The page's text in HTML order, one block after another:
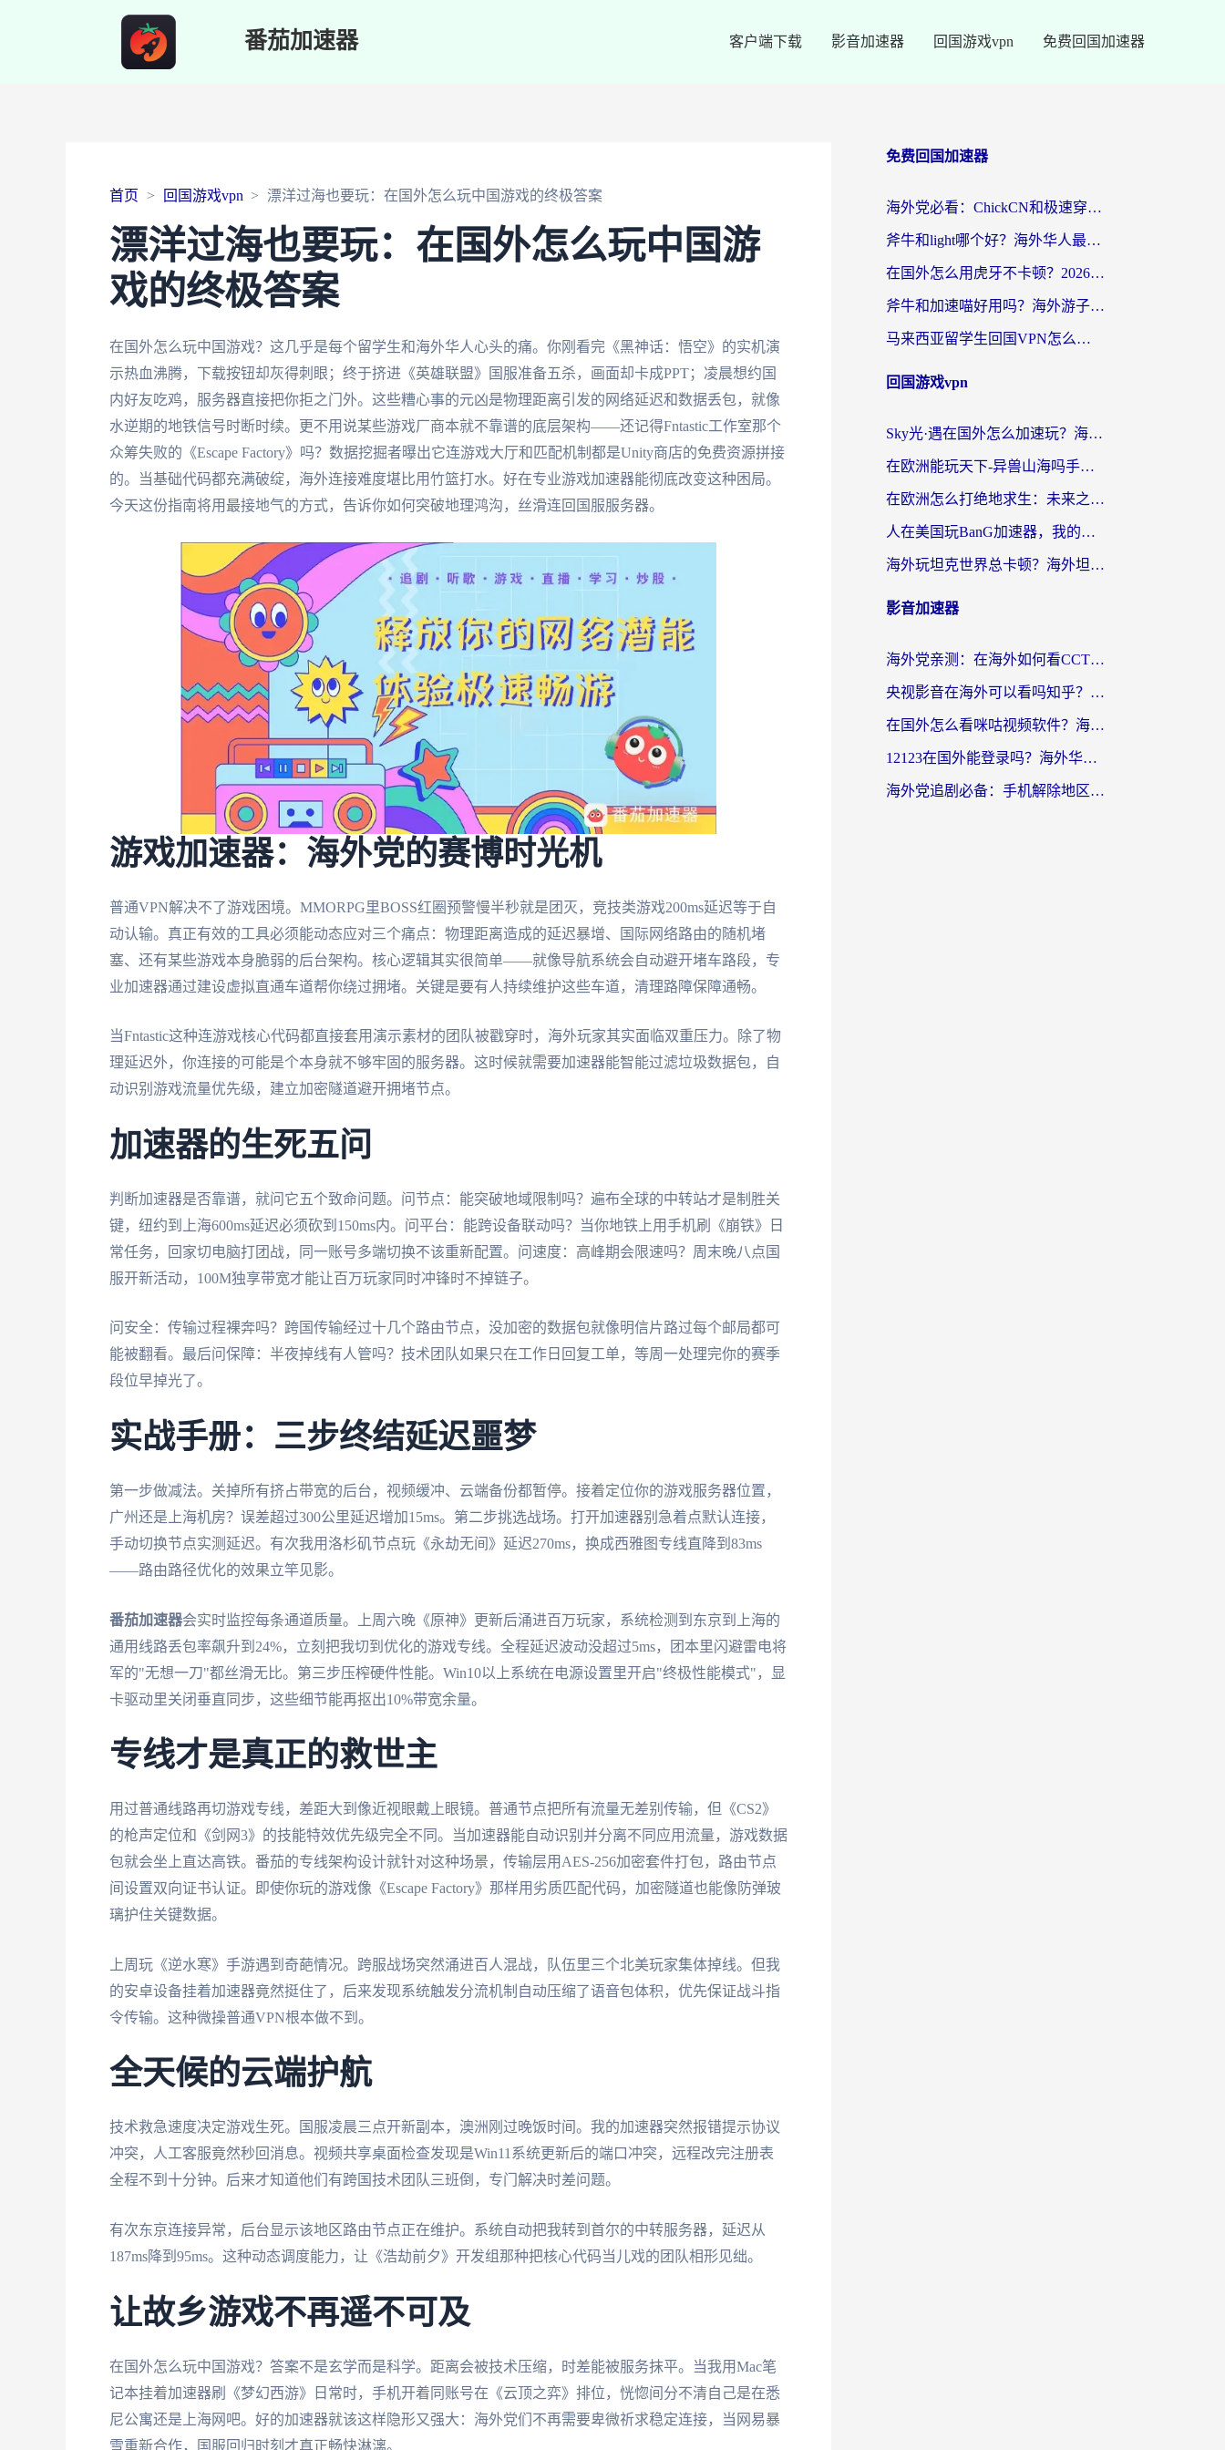
番茄加速器 客户端下载 影音加速器 回国游戏vpn 免费回国加速器
首页 回国游戏vpn 漂洋过海也要玩：在国外怎么玩中国游戏的终极答案
漂洋过海也要玩：在国外怎么玩中国游
戏的终极答案
在国外怎么玩中国游戏？这几乎是每个留学生和海外华人心头的痛。你刚看完《黑神话：悟空》的实机演
示热血沸腾，下载按钮却灰得刺眼；终于挤进《英雄联盟》国服准备五杀，画面却卡成PPT；凌晨想约国
内好友吃鸡，服务器直接把你拒之门外。这些糟心事的元凶是物理距离引发的网络延迟和数据丢包，就像
水逆期的地铁信号时断时续。更不用说某些游戏厂商本就不靠谱的底层架构——还记得Fntastic工作室那个
众筹失败的《Escape Factory》吗？数据挖掘者曝出它连游戏大厅和匹配机制都是Unity商店的免费资源拼接
的。当基础代码都充满破绽，海外连接难度堪比用竹篮打水。好在专业游戏加速器能彻底改变这种困局。
今天这份指南将用最接地气的方式，告诉你如何突破地理鸿沟，丝滑连回国服服务器。
游戏加速器：海外党的赛博时光机
普通VPN解决不了游戏困境。MMORPG里BOSS红圈预警慢半秒就是团灭，竞技类游戏200ms延迟等于自
动认输。真正有效的工具必须能动态应对三个痛点：物理距离造成的延迟暴增、国际网络路由的随机堵
塞、还有某些游戏本身脆弱的后台架构。核心逻辑其实很简单——就像导航系统会自动避开堵车路段，专
业加速器通过建设虚拟直通车道帮你绕过拥堵。关键是要有人持续维护这些车道，清理路障保障通畅。
当Fntastic这种连游戏核心代码都直接套用演示素材的团队被戳穿时，海外玩家其实面临双重压力。除了物
理延迟外，你连接的可能是个本身就不够牢固的服务器。这时候就需要加速器能智能过滤垃圾数据包，自
动识别游戏流量优先级，建立加密隧道避开拥堵节点。
加速器的生死五问
判断加速器是否靠谱，就问它五个致命问题。问节点：能突破地域限制吗？遍布全球的中转站才是制胜关
键，纽约到上海600ms延迟必须砍到150ms内。问平台：能跨设备联动吗？当你地铁上用手机刷《崩铁》日
常任务，回家切电脑打团战，同一账号多端切换不该重新配置。问速度：高峰期会限速吗？周末晚八点国
服开新活动，100M独享带宽才能让百万玩家同时冲锋时不掉链子。
问安全：传输过程裸奔吗？跨国传输经过十几个路由节点，没加密的数据包就像明信片路过每个邮局都可
能被翻看。最后问保障：半夜掉线有人管吗？技术团队如果只在工作日回复工单，等周一处理完你的赛季
段位早掉光了。
实战手册：三步终结延迟噩梦
第一步做减法。关掉所有挤占带宽的后台，视频缓冲、云端备份都暂停。接着定位你的游戏服务器位置，
广州还是上海机房？误差超过300公里延迟增加15ms。第二步挑选战场。打开加速器别急着点默认连接，
手动切换节点实测延迟。有次我用洛杉矶节点玩《永劫无间》延迟270ms，换成西雅图专线直降到83ms
——路由路径优化的效果立竿见影。
番茄加速器会实时监控每条通道质量。上周六晚《原神》更新后涌进百万玩家，系统检测到东京到上海的
通用线路丢包率飙升到24%，立刻把我切到优化的游戏专线。全程延迟波动没超过5ms，团本里闪避雷电将
军的"无想一刀"都丝滑无比。第三步压榨硬件性能。Win10以上系统在电源设置里开启"终极性能模式"，显
卡驱动里关闭垂直同步，这些细节能再抠出10%带宽余量。
专线才是真正的救世主
用过普通线路再切游戏专线，差距大到像近视眼戴上眼镜。普通节点把所有流量无差别传输，但《CS2》
的枪声定位和《剑网3》的技能特效优先级完全不同。当加速器能自动识别并分离不同应用流量，游戏数据
包就会坐上直达高铁。番茄的专线架构设计就针对这种场景，传输层用AES-256加密套件打包，路由节点
间设置双向证书认证。即使你玩的游戏像《Escape Factory》那样用劣质匹配代码，加密隧道也能像防弹玻
璃护住关键数据。
上周玩《逆水寒》手游遇到奇葩情况。跨服战场突然涌进百人混战，队伍里三个北美玩家集体掉线。但我
的安卓设备挂着加速器竟然挺住了，后来发现系统触发分流机制自动压缩了语音包体积，优先保证战斗指
令传输。这种微操普通VPN根本做不到。
全天候的云端护航
技术救急速度决定游戏生死。国服凌晨三点开新副本，澳洲刚过晚饭时间。我的加速器突然报错提示协议
冲突，人工客服竟然秒回消息。视频共享桌面检查发现是Win11系统更新后的端口冲突，远程改完注册表
全程不到十分钟。后来才知道他们有跨国技术团队三班倒，专门解决时差问题。
有次东京连接异常，后台显示该地区路由节点正在维护。系统自动把我转到首尔的中转服务器，延迟从
187ms降到95ms。这种动态调度能力，让《浩劫前夕》开发组那种把核心代码当儿戏的团队相形见绌。
让故乡游戏不再遥不可及
在国外怎么玩中国游戏？答案不是玄学而是科学。距离会被技术压缩，时差能被服务抹平。当我用Mac笔
记本挂着加速器刷《梦幻西游》日常时，手机开着同账号在《云顶之弈》排位，恍惚间分不清自己是在悉
尼公寓还是上海网吧。好的加速器就该这样隐形又强大：海外党们不再需要卑微祈求稳定连接，当网易暴
雪重新合作，国服回归时刻才真正畅快淋漓。
免费回国加速器
海外党必看：ChickCN和极速穿梭VPN好用吗？3招教你选对回国加速器无缝刷国内资源
斧牛和light哪个好？海外华人最关心的回国加速器选择难题，一篇讲透
在国外怎么用虎牙不卡顿？2026海外华人亲测有效的回国加速器选择指南
斧牛和加速喵好用吗？海外游子的真实选择困境
马来西亚留学生回国VPN怎么选？3个避坑点+1款实测好用的加速器推荐
回国游戏vpn
Sky光·遇在国外怎么加速玩？海外党亲测有效的国服游戏加速指南
在欧洲能玩天下-异兽山海吗手游？海外玩家的加速器生存指南
在欧洲怎么打绝地求生：未来之役不卡？留学生亲测的加速器避坑指南
人在美国玩BanG加速器，我的延迟终于绿了
海外玩坦克世界总卡顿？海外坦克世界加速器有哪些？实测好用的选择在这里
影音加速器
海外党亲测：在海外如何看CCTV？告别“仅限大陆播放”的实用指南
央视影音在海外可以看吗知乎？留学生亲测：3步解决地域限制+追剧自由
在国外怎么看咪咕视频软件？海外党亲测有效的回国加速方案
12123在国外能登录吗？海外华人必看的回国加速实用指南
海外党追剧必备：手机解除地区限制app怎么选？解决央视视频&国内剧地区限制全指南